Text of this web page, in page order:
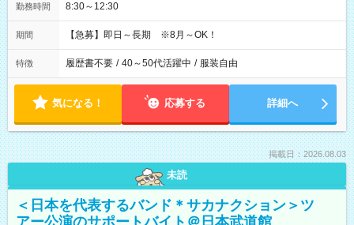
勤務時間 8:30～12:30
期間 【急募】即日～長期 ※8月～OK！
特徴 履歴書不要 / 40～50代活躍中 / 服装自由
気になる！ 応募する 詳細へ
掲載日：2026.08.03
未読
＜日本を代表するバンド＊サカナクション＞ツ
アー公演のサポートバイト＠日本武道館